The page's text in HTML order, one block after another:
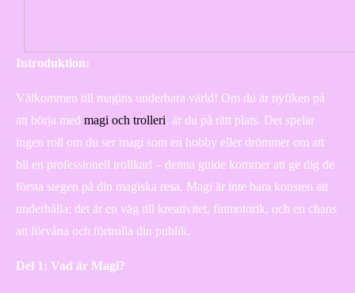
Introduktion:
Välkommen till magins underbara värld! Om du är nyfiken på
att börja med magi och trolleri, är du på rätt plats. Det spelar
ingen roll om du ser magi som en hobby eller drömmer om att
bli en professionell trollkarl – denna guide kommer att ge dig de
första stegen på din magiska resa. Magi är inte bara konsten att
underhålla; det är en väg till kreativitet, finmotorik, och en chans
att förvåna och förtrolla din publik.
Del 1: Vad är Magi?